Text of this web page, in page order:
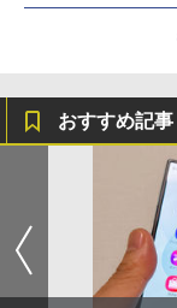
おすすめ記事